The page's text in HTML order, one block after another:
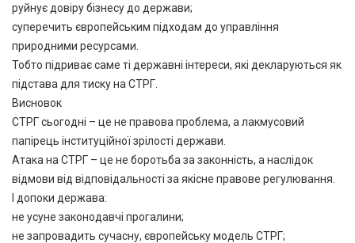
руйнує довіру бізнесу до держави;
суперечить європейським підходам до управління
природними ресурсами.
Тобто підриває саме ті державні інтереси, які декларуються як
підстава для тиску на СТРГ.
Висновок
СТРГ сьогодні – це не правова проблема, а лакмусовий
папірець інституційної зрілості держави.
Атака на СТРГ – це не боротьба за законність, а наслідок
відмови від відповідальності за якісне правове регулювання.
І допоки держава:
не усуне законодавчі прогалини;
не запровадить сучасну, європейську модель СТРГ;